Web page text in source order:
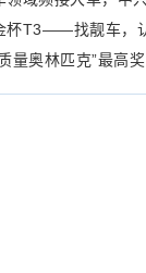
量奥林匹克”最高奖